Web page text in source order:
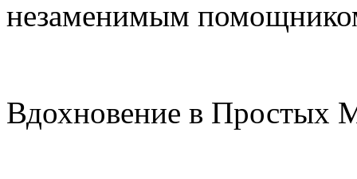
незаменимым
Вдохновение в Простых